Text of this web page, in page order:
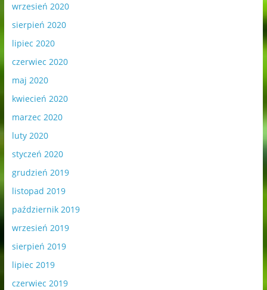
wrzesień 2020
sierpień 2020
lipiec 2020
czerwiec 2020
maj 2020
kwiecień 2020
marzec 2020
luty 2020
styczeń 2020
grudzień 2019
listopad 2019
październik 2019
wrzesień 2019
sierpień 2019
lipiec 2019
czerwiec 2019